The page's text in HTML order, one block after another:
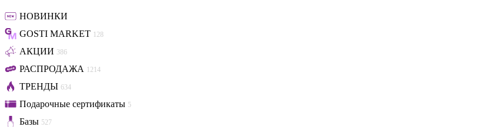
НОВИНКИ
GOSTI MARKET 128
АКЦИИ 386
РАСПРОДАЖА 1214
ТРЕНДЫ 634
Подарочные сертификаты 5
Базы 527